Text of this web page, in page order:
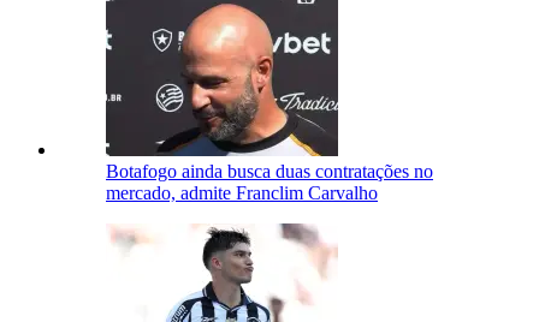
Botafogo ainda busca duas contratações no
mercado, admite Franclim Carvalho